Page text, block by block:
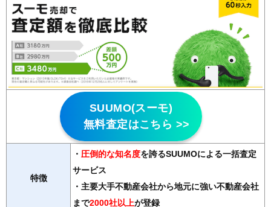
SUUMO(スーモ)
無料査定はこちら >>
特徴
・ 圧倒的な知名度を誇るSUUMOによる一括査定
サービス
・主要大手不動産会社から地元に強い不動産会社
まで2000社以上が登録